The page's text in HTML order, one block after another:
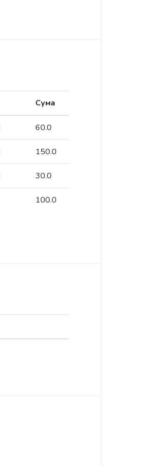
Сума
60.0
150.0
30.0
100.0